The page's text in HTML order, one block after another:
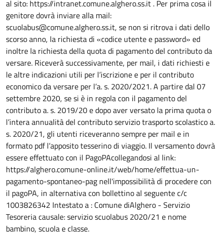
al sito: https://intranet.comune.alghero.ss.it . Per prima cosa il
genitore dovrà inviare alla mail:
scuolabus@comune.alghero.ss.it, se non si ritrova i dati dello
scorso anno, la richiesta di «codice utente e password» ed
inoltre la richiesta della quota di pagamento del contributo da
versare. Riceverà successivamente, per mail, i dati richiesti e
le altre indicazioni utili per l’iscrizione e per il contributo
economico da versare per l’a. s. 2020/2021. A partire dal 07
settembre 2020, se si è in regola con il pagamento del
contributo a. s. 2019/20 e dopo aver versato la prima quota o
l’intera annualità del contributo servizio trasporto scolastico a.
s. 2020/21, gli utenti riceveranno sempre per mail e in
formato pdf l’apposito tesserino di viaggio. Il versamento dovrà
essere effettuato con il PagoPAcollegandosi al link:
https://alghero.comune-online.it/web/home/effettua-un-
pagamento-spontaneo-pag nell'impossibilità di procedere con
il pagoPA, in alternativa con bollettino al seguente c/c
1003826342 Intestato a : Comune diAlghero - Servizio
Tesoreria causale: servizio scuolabus 2020/21 e nome
bambino, scuola e classe.